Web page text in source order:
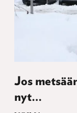
Jos
nyt…